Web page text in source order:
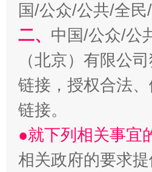
“刷贴”乱象丛生
国/公众/公共/全
二、 中国/公众/公
（北京）有限公
链接，授权合法
链接。
●就下列相关事宜
相关政府的要求